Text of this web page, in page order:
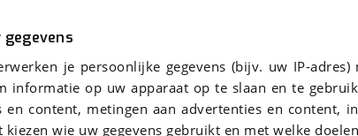
je persoonlijke gegevens (bijv. uw IP-adres)
informatie op uw apparaat op te slaan en te
en content, metingen aan advertenties en content,
wie uw gegevens gebruikt en met welke
Cube Nieuw